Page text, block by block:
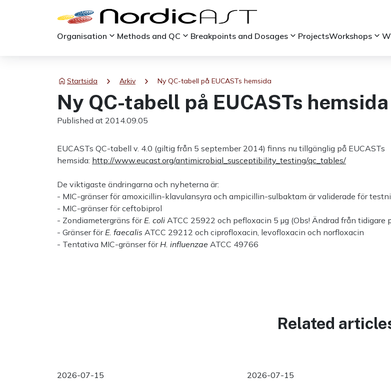
Organisation keyboard_arrow_down Methods and QC keyboard_arrow_down Breakpoints and Dosages keyboard_arrow_down ProjectsWorkshops keyboard_arrow_down
Startsida chevron_right Arkiv chevron_right Ny QC-tabell på EUCASTs hemsida
Ny QC-tabell på EUCASTs hemsida
Published at 2014.09.05
EUCASTs QC-tabell v. 4.0 (giltig från 5 september 2014) finns nu tillgänglig på EUCASTs
hemsida: http://www.eucast.org/antimicrobial_susceptibility_testing/qc_tables/
De viktigaste ändringarna och nyheterna är:
- MIC-gränser för amoxicillin-klavulansyra och ampicillin-sulbaktam är validerade för
- MIC-gränser för ceftobiprol
- Zondiametergräns förE. coli ATCC 25922 och pefloxacin 5 µg (Obs! Ändrad från tidigare
- Gränser förE. faecalis ATCC 29212 och ciprofloxacin, levofloxacin och norfloxacin
- Tentativa MIC-gränser förH. influenzae ATCC 49766
Related
2026-07-15 2026-07-15